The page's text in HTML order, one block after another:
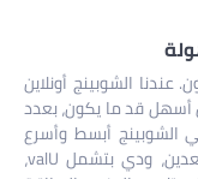
الشوبينج أونلاين
قد ما يكون، بعدد
الشوبينج أبسط وأسرع
وأحسن. عندنا خطط اشتري دلوقتي وادفع بعدين، ودي بتشمل valU،